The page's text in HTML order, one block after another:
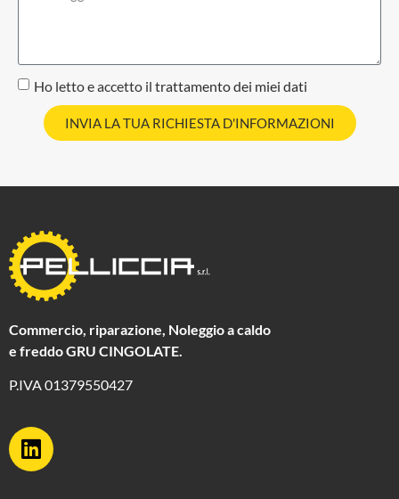
Ho letto e accetto il trattamento dei miei dati
INVIA LA TUA RICHIESTA D'INFORMAZIONI
Commercio, riparazione, Noleggio a caldo
e freddo GRU CINGOLATE.
P.IVA 01379550427